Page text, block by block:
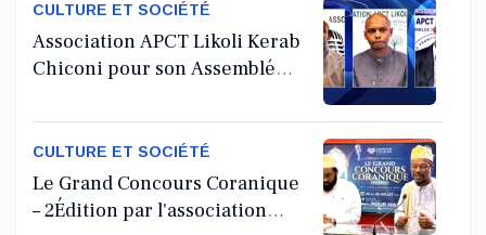
CULTURE ET SOCIÉTÉ
Association APCT Likoli Kerab
Chiconi pour son Assemblée
CULTURE ET SOCIÉTÉ
Le Grand Concours Coranique
– 2Édition par l'association